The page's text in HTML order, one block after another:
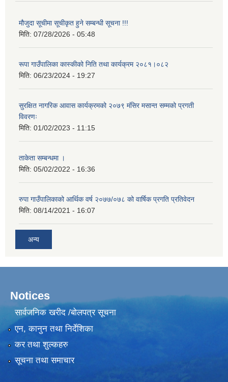
मौजुदा सूचीमा सूचीकृत हुने सम्बन्धी सूचना !!!
मिति: 07/28/2026 - 05:48
रूपा गाउँपालिका कास्कीको निति तथा कार्यक्रम २०८१।०८२
मिति: 06/23/2024 - 19:27
सुरक्षित नागरिक आवास कार्यक्रमको २०७९ मंसिर मसान्त सम्मको प्रगती
विवरणः
मिति: 01/02/2023 - 11:15
ताकेता सम्बन्धमा ।
मिति: 05/02/2022 - 16:36
रुपा गाउँपालिकाको आर्थिक वर्ष २०७७/०७८ को वार्षिक प्रगति प्रतिवेदन
मिति: 08/14/2021 - 16:07
अन्य
Notices
सार्वजनिक खरीद /बोलपत्र सूचना
एन, कानुन तथा निर्देशिका
कर तथा शुल्कहरु
सूचना तथा समाचार